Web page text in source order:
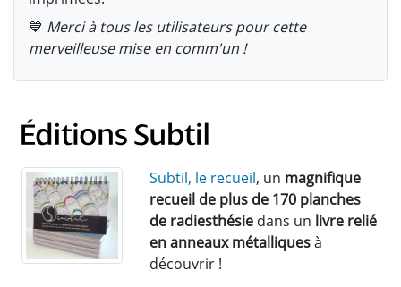
💙 Merci à tous les utilisateurs pour cette
merveilleuse mise en comm'un !
Subtil, le recueil, un magnifique
recueil de plus de 170 planches
de radiesthésie dans un livre relié
en anneaux métalliquesà
découvrir !